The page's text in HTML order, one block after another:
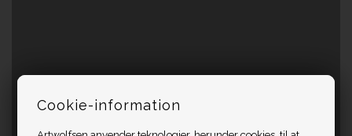
Cookie-information